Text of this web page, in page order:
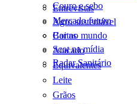
Entrevistas
Agro sustentável
Cartas
Scot na mídia
Radar Sanitário
Couro e sebo
Mercado futuro
Boi no mundo
Atacado
Equivalentes
Leite
Grãos